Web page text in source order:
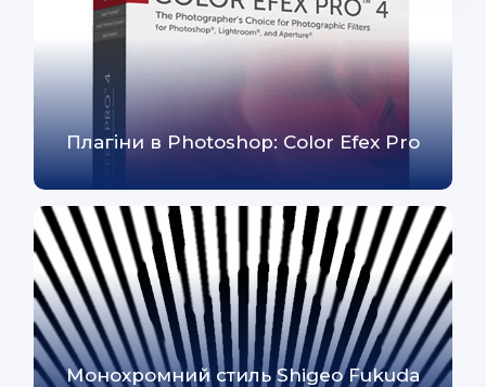
Плагіни в Photoshop: Color Efex Pro
Монохромний стиль Shigeo Fukuda